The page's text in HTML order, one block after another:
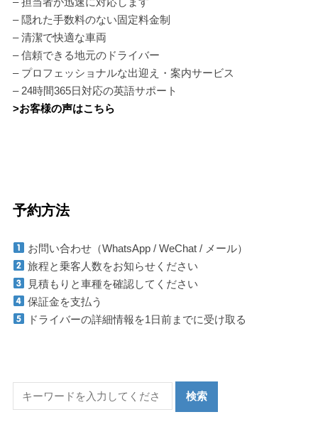
– 隠れた手数料のない固定料金制
– 清潔で快適な車両
– 信頼できる地元のドライバー
– プロフェッショナルな出迎え・案内サービス
– 24時間365日対応の英語サポート
>お客様の声はこちら
予約方法
お問い合わせ（WhatsApp / WeChat / メール）
旅程と乗客人数をお知らせください
見積もりと車種を確認してください
保証金を支払う
ドライバーの詳細情報を1日前までに受け取る